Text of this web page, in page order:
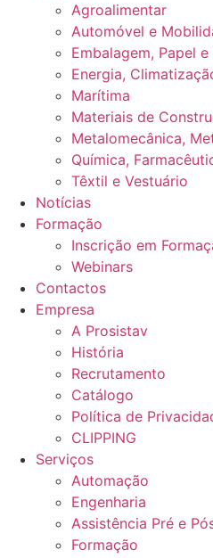
Agroalimentar
Automóvel e
Embalagem, Papel
Energia,
Marítima
Materiais de
Metalomecânica,
Química,
Têxtil e Vestuário
Notícias
Formação
Inscrição em
Webinars
Contactos
Empresa
A Prosistav
História
Recrutamento
Catálogo
Política de
CLIPPING
Serviços
Automação
Engenharia
Assistência Pré e
Formação